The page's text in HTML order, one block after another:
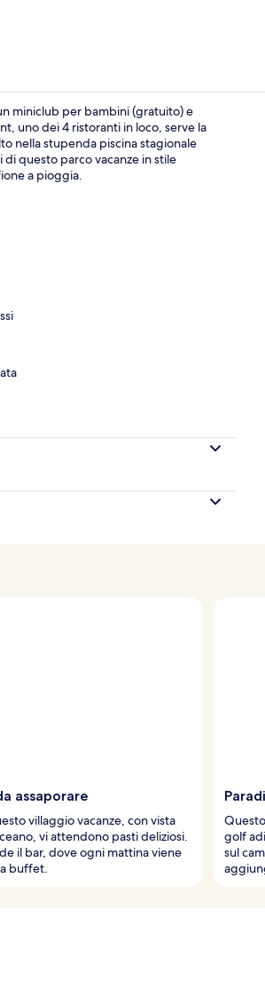
miniclub per bambini (gratuito) e
uno dei 4 ristoranti in loco, serve la
nella stupenda piscina stagionale
questo parco vacanze in stile
a pioggia.
assaporare
villaggio vacanze, con vista
vi attendono pasti deliziosi.
il bar, dove ogni mattina viene
buffet.
golf
sul